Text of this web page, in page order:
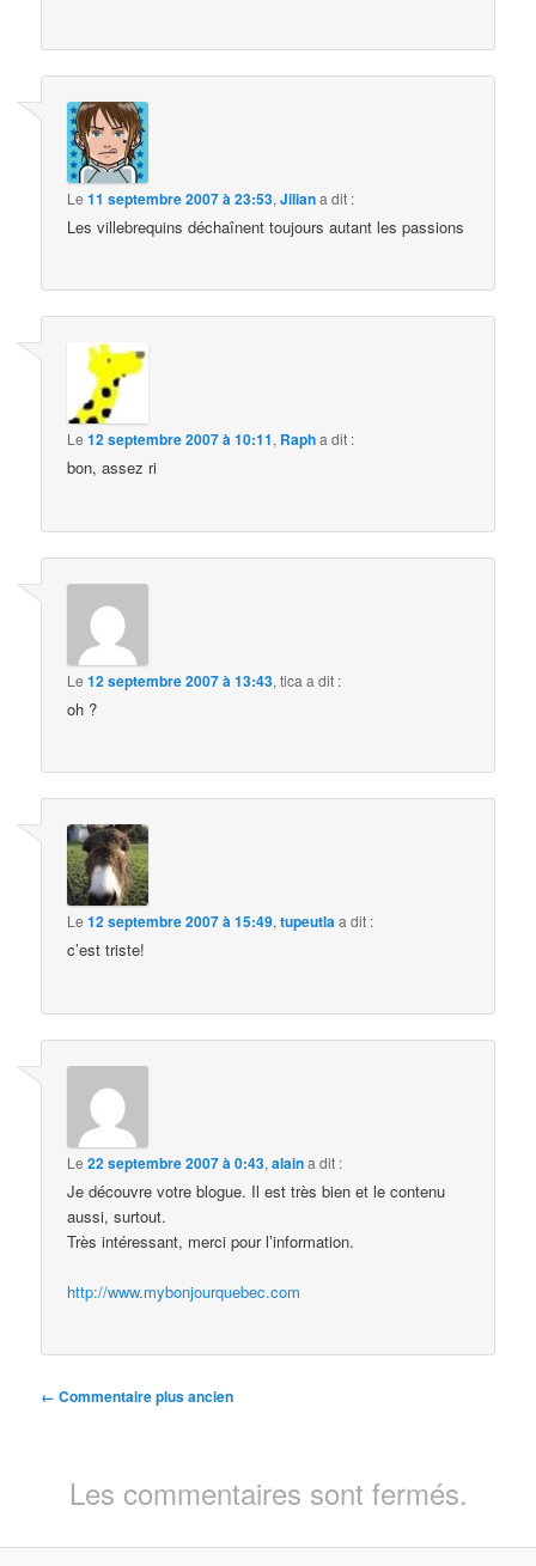
Le11 septembre 2007 à 23:53,Jiliana dit :
Les villebrequins déchaînent toujours autant les passions
Le12 septembre 2007 à 10:11, Rapha dit :
bon, assez ri
Le12 septembre 2007 à 13:43,tica a dit :
oh ?
Le12 septembre 2007 à 15:49,tupeutlaa dit :
c’est triste!
Le22 septembre 2007 à 0:43,alaina dit :
Je découvre votre blogue. Il est très bien et le contenu
aussi, surtout.
Très intéressant, merci pour l’information.
http://www.mybonjourquebec.com
Navigation
← Commentaire plus ancien
Les commentaires sont fermés.